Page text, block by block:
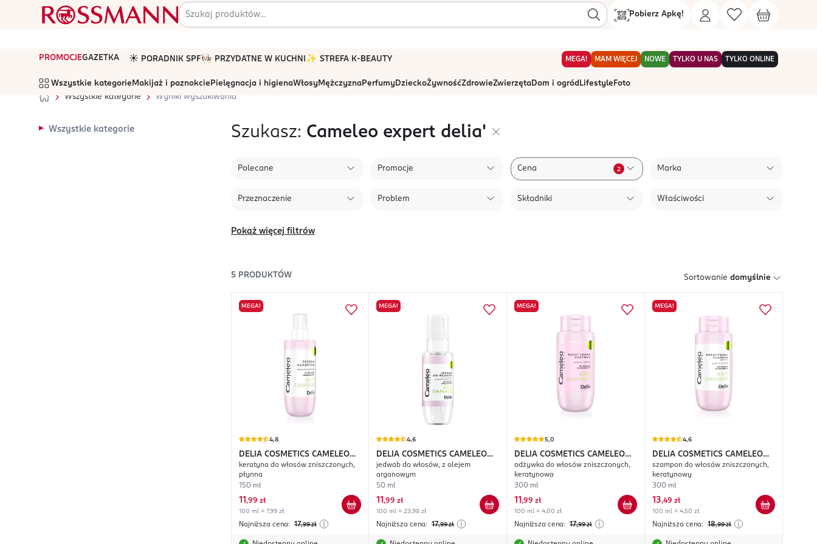
Pobierz Apkę!
PROMOCJEGAZETKA ☀️ PORADNIK SPF🧑🏻‍🍳 PRZYDATNE W KUCHNI ✨ STREFA K-BEAUTY MEGA! MAM WIĘCEJ NOWE TYLKO U NAS TYLKO ONLINE
Wszystkie kategorie Makijaż i paznokcie Pielęgnacja i higienaWłosyMężczyznaPerfumyDzieckoŻywnośćZdrowieZwierzętaDom i ogród Lifestyle Foto
Wszystkie kategorie
Wyniki wyszukiwania
Wszystkie kategorie Szukasz: Cameleo expert delia'
Polecane Promocje Cena 2 Marka
Przeznaczenie Problem Składniki Właściwości
Pokaż więcej filtrów
5 PRODUKTÓW Sortowanie domyślnie
MEGA!
4,8
DELIA COSMETICS CAMELEO
Expert Anti Damage
keratyna do włosów zniszczonych,
płynna
150 ml
11 ,99 zł
100 ml = 7,99 zł
Najniższa cena: 17,99 zł
MEGA!
4,6
DELIA COSMETICS CAMELEO
Expert Anti Damage
jedwab do włosów, z olejem
arganowym
50 ml
11 ,99 zł
100 ml = 23,98 zł
Najniższa cena: 17,99 zł
MEGA!
5,0
DELIA COSMETICS CAMELEO
Expert Anti Damage
odżywka do włosów zniszczonych,
keratynowa
300 ml
11 ,99 zł
100 ml = 4,00 zł
Najniższa cena: 17,99 zł
MEGA!
4,6
DELIA COSMETICS CAMELEO
Expert Anti Damage
szampon do włosów zniszczonych,
keratynowy
300 ml
13,49 zł
100 ml = 4,50 zł
Najniższa cena: 18,99 zł